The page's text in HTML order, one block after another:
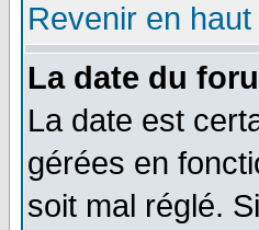
Revenir en haut
La date du
La date est
gérées en
soit mal réglé.